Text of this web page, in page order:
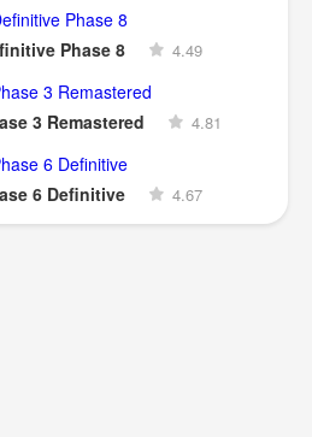
Phase 8 4.49
3 Remastered 4.81
6 Definitive 4.67